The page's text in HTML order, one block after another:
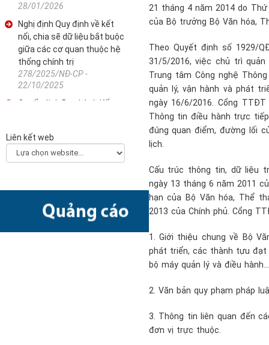
28/01/2026
Nghị định Quy định về kết
nối, chia sẽ dữ liệu bắt buộc
giữa các cơ quan thuộc hệ
thống chính trị
278/2025/NĐ-CP -
22/10/2025
Quyết định Ban hành Kế
và đổi mới sáng tạo
2330/QĐ-TTg - 21/10/2025
chuyển đổi số năm 2026
5511/BKHCN-CĐSQG -
Liên kết web
21 tháng 4 năm 2014 do
của Bộ trưởng Bộ Văn hóa,
Theo Quyết định số 1929/
31/5/2016, việc chủ trì
Trung tâm Công nghệ
quản lý, vận hành và phát
ngày 16/6/2016. Cổng
Thông tin điều hành trực
đúng quan điểm, đường lối
lịch.
Cấu trúc thông tin, dữ liệu
ngày 13 tháng 6 năm 2011
hạn của Bộ Văn hóa, Thể
2013 của Chính phủ. Cổng
1. Giới thiệu chung về Bộ
phát triển, các thành tựu
bộ máy quản lý và điều
2. Văn bản quy phạm pháp
3. Thông tin liên quan đến
đơn vị trực thuộc.